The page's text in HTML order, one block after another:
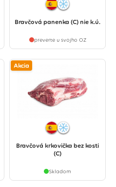
Bravčová panenka (C) nie k.ú.
preverte u svojho OZ
Akcia
Bravčová krkovička bez kosti
(C)
Skladom